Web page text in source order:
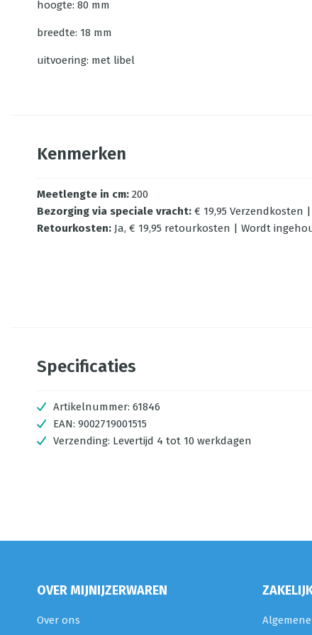
hoogte: 80 mm
breedte: 18 mm
uitvoering: met libel
Kenmerken
Meetlengte in cm: 200
Bezorging via speciale vracht: € 19,95 Verzendkosten
Retourkosten: Ja, € 19,95 retourkosten | Wordt
Specificaties
Artikelnummer: 61846
EAN: 9002719001515
Verzending: Levertijd 4 tot 10 werkdagen
OVER MIJNIJZERWAREN
Over ons